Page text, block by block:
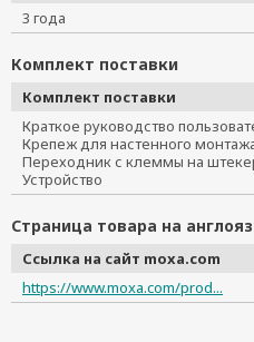
3 года
Комплект поставки
Комплект поставки
Краткое руководство
Крепеж для настенного
Переходник с клеммы на
Устройство
Страница товара на
Ссылка на сайт moxa.com
https://www.moxa.com/prod...